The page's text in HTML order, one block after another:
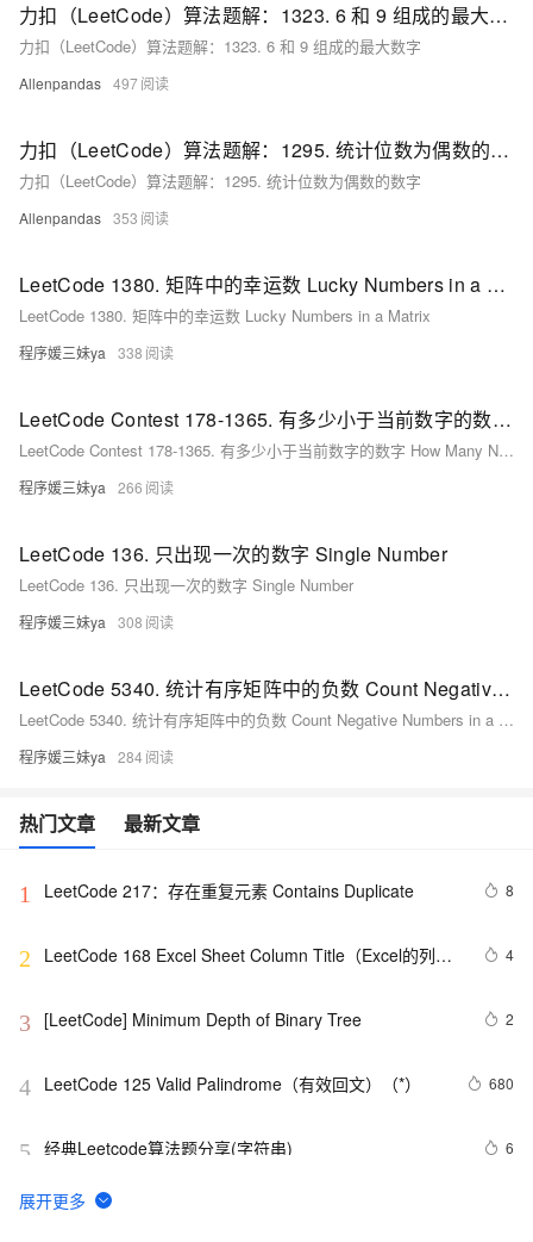
力扣（LeetCode）算法题解：1323. 6 和 9 组成的最大数字
力扣（LeetCode）算法题解：1323. 6 和 9 组成的最大数字
Allenpandas 497
力扣（LeetCode）算法题解：1295. 统计位数为偶数的数字
力扣（LeetCode）算法题解：1295. 统计位数为偶数的数字
Allenpandas 353
LeetCode 1380. 矩阵中的幸运数 Lucky Numbers in a Matrix
LeetCode 1380. 矩阵中的幸运数 Lucky Numbers in a Matrix
程序媛三妹ya 338
LeetCode Contest 178-1365. 有多少小于当前数字的数字 How Many Numbers Are Smaller Than the Current Number
LeetCode Contest 178-1365. 有多少小于当前数字的数字 How Many Numbers Are Smaller Than the Current Number
程序媛三妹ya 266
LeetCode 136. 只出现一次的数字 Single Number
LeetCode 136. 只出现一次的数字 Single Number
程序媛三妹ya 308
LeetCode 5340. 统计有序矩阵中的负数 Count Negative Numbers in a Sorted Matrix
LeetCode 5340. 统计有序矩阵中的负数 Count Negative Numbers in a Sorted Matrix
程序媛三妹ya 284
热门文章 最新文章
1 LeetCode 217：存在重复元素	Contains Duplicate 8
2
LeetCode 168 Excel Sheet Column Title（Excel的列向
4
3 [LeetCode] Minimum Depth of Binary Tree 2
4 LeetCode 125 Valid Palindrome（有效回文）（*） 680
5 经典Leetcode算法题分享(字符串) 6
6
LeetCode 209：最小长度的子数组 Minimum Size